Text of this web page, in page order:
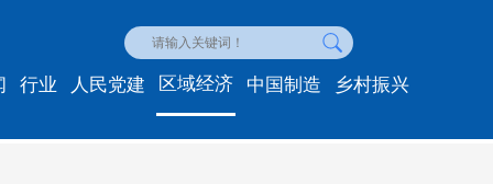
行业 人民党建 区域经济 中国制造 乡村振兴